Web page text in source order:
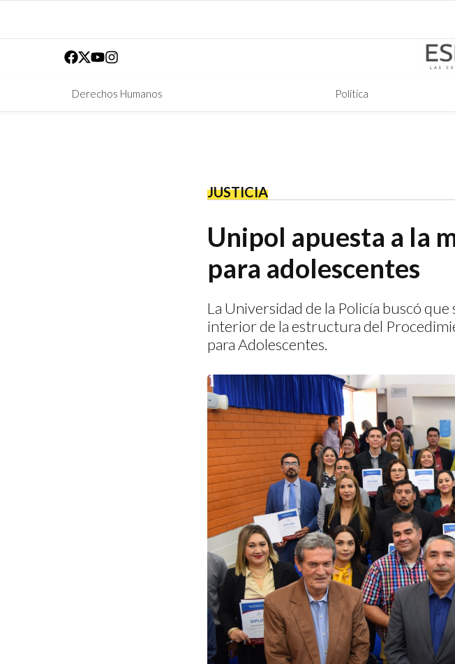
Derechos Humanos Política
JUSTICIA
Unipol apuesta a la
para adolescentes
La Universidad de la Policía buscó
interior de la estructura del
para Adolescentes.